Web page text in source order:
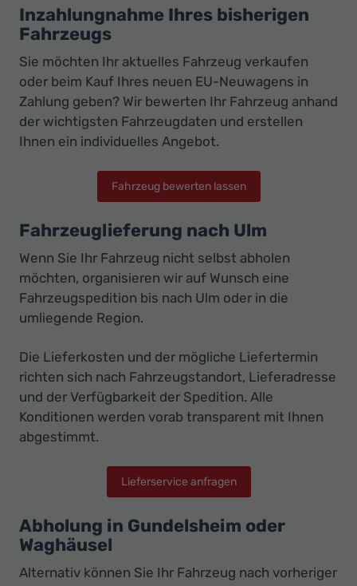
Inzahlungnahme Ihres bisherigen
Fahrzeugs
Sie möchten Ihr aktuelles Fahrzeug verkaufen
oder beim Kauf Ihres neuen EU-Neuwagens in
Zahlung geben? Wir bewerten Ihr Fahrzeug anhand
der wichtigsten Fahrzeugdaten und erstellen
Ihnen ein individuelles Angebot.
Fahrzeug bewerten lassen
Fahrzeuglieferung nach Ulm
Wenn Sie Ihr Fahrzeug nicht selbst abholen
möchten, organisieren wir auf Wunsch eine
Fahrzeugspedition bis nach Ulm oder in die
umliegende Region.
Die Lieferkosten und der mögliche Liefertermin
richten sich nach Fahrzeugstandort, Lieferadresse
und der Verfügbarkeit der Spedition. Alle
Konditionen werden vorab transparent mit Ihnen
abgestimmt.
Lieferservice anfragen
Abholung in Gundelsheim oder
Waghäusel
Alternativ können Sie Ihr Fahrzeug nach vorheriger